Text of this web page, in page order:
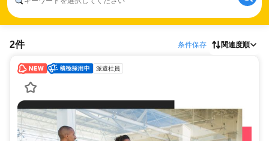
2件 条件保存 関連度順
派遣社員